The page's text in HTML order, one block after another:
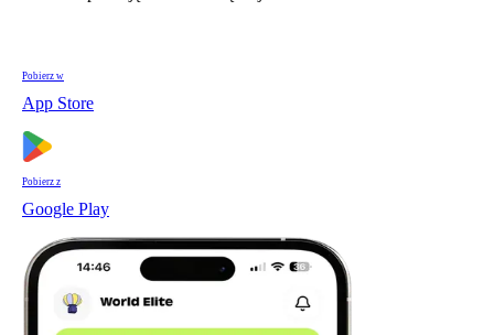
Pobierz w
App Store
Pobierz z
Google Play